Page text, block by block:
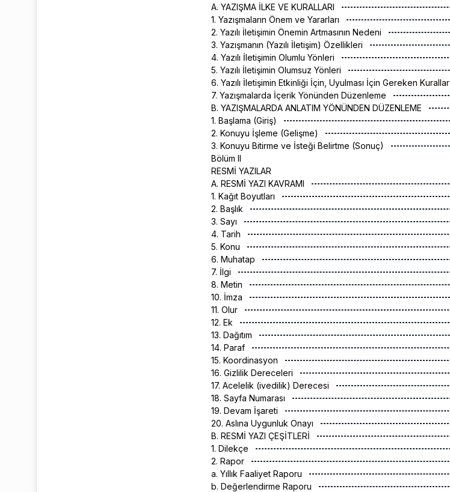
A. YAZIŞMA İLKE VE KURALLARI
1. Yazışmaların Önem ve Yararları
2. Yazılı İletişimin Önemin Artmasının Nedeni
3. Yazışmanın (Yazılı İletişim) Özellikleri
4. Yazılı İletişimin Olumlu Yönleri
5. Yazılı İletişimin Olumsuz Yönleri
6. Yazılı İletişimin Etkinliği İçin, Uyulması İçin Gereken Kurallar
7. Yazışmalarda İçerik Yönünden Düzenleme
B. YAZIŞMALARDA ANLATIM YÖNÜNDEN DÜZENLEME
1. Başlama (Giriş)
2. Konuyu İşleme (Gelişme)
3. Konuyu Bitirme ve İsteği Belirtme (Sonuç)
Bölüm II
RESMİ YAZILAR
A. RESMİ YAZI KAVRAMI
1. Kağıt Boyutları
2. Başlık
3. Sayı
4. Tarih
5. Konu
6. Muhatap
7. İlgi
8. Metin
10. İmza
11. Olur
12. Ek
13. Dağıtım
14. Paraf
15. Koordinasyon
16. Gizlilik Dereceleri
17. Acelelik (ivedilik) Derecesi
18. Sayfa Numarası
19. Devam İşareti
20. Aslına Uygunluk Onayı
B. RESMİ YAZI ÇEŞİTLERİ
1. Dilekçe
2. Rapor
a. Yıllık Faaliyet Raporu
b. Değerlendirme Raporu